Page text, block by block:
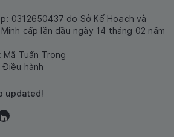
0312650437 do Sở Kế Hoạch và
cấp lần đầu ngày 14 tháng 02 năm
Tuấn Trọng
Điều hành
updated!